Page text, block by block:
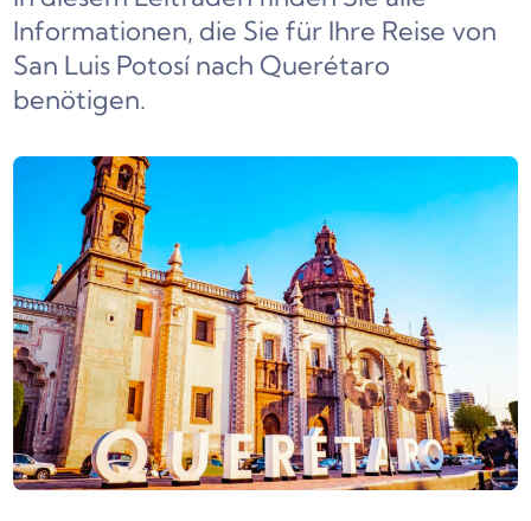
Informationen, die Sie für Ihre Reise von
San Luis Potosí nach Querétaro
benötigen.